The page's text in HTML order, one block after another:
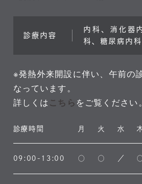
診療内容
内科、消化器
科、糖尿病内科
※発熱外来開設に伴い、午前の
なっています。
詳しくはこちら をご覧ください。
診療時間 月 火 水
09:00-13:00 ○ ○ ／